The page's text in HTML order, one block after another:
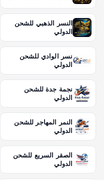
النسر الذهبي للشحن
الدولي
نسر الوادي للشحن
الدولي
نجمة جدة للشحن
الدولي
النمر المهاجر للشحن
الدولي
الصقر السريع للشحن
الدولي